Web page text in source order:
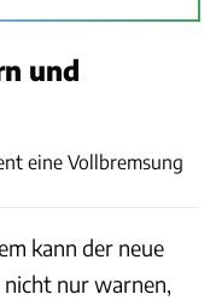
und
eine Vollbremsung
kann der neue
nicht nur warnen,